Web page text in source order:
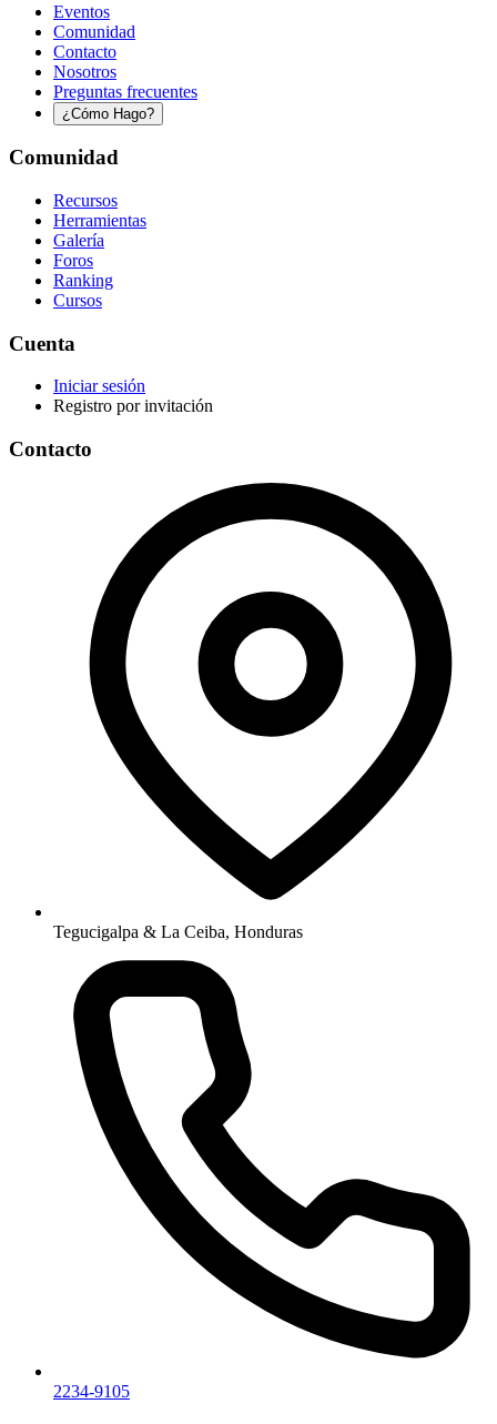
Eventos
Comunidad
Contacto
Nosotros
Preguntas frecuentes
¿Cómo Hago?
Comunidad
Recursos
Herramientas
Galería
Foros
Ranking
Cursos
Cuenta
Iniciar sesión
Registro por invitación
Contacto
Tegucigalpa & La Ceiba, Honduras
2234-9105